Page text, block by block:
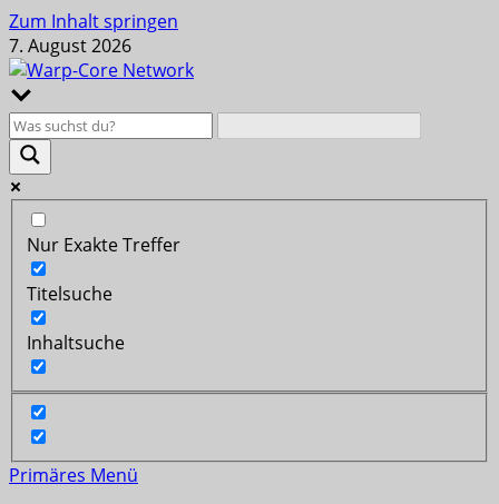
Zum Inhalt springen
7. August 2026
Nur Exakte Treffer
Titelsuche
Inhaltsuche
Primäres Menü